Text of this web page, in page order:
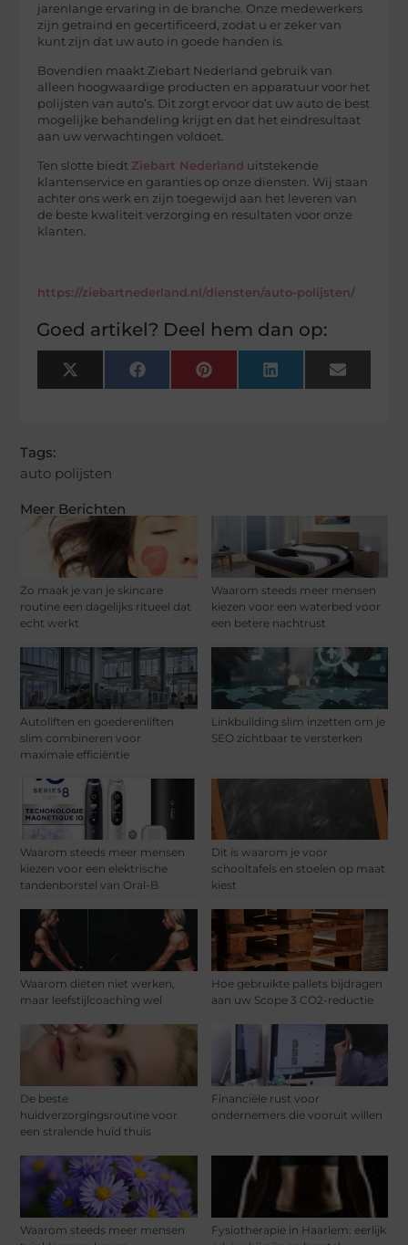
Meer Berichten
Zo maak je van je skincare
routine een dagelijks ritueel dat
echt werkt
Waarom steeds meer mensen
kiezen voor een waterbed voor
een betere nachtrust
Autoliften en goederenliften
slim combineren voor
maximale efficiëntie
Linkbuilding slim inzetten om je
SEO zichtbaar te versterken
Waarom steeds meer mensen
kiezen voor een elektrische
tandenborstel van Oral-B
Dit is waarom je voor
schooltafels en stoelen op maat
kiest
Waarom diëten niet werken,
maar leefstijlcoaching wel
Hoe gebruikte pallets bijdragen
aan uw Scope 3 CO2-reductie
De beste
huidverzorgingsroutine voor
een stralende huid thuis
Financiële rust voor
ondernemers die vooruit willen
Waarom steeds meer mensen
Fysiotherapie in Haarlem: eerlijk
jarenlange ervaring in de branche. Onze medewerkers
zijn getraind en gecertificeerd, zodat u er zeker van
kunt zijn dat uw auto in goede handen is.
Bovendien maakt Ziebart Nederland gebruik van
alleen hoogwaardige producten en apparatuur voor het
polijsten van auto’s. Dit zorgt ervoor dat uw auto de best
mogelijke behandeling krijgt en dat het eindresultaat
aan uw verwachtingen voldoet.
Ten slotte biedt Ziebart Nederland uitstekende
klantenservice en garanties op onze diensten. Wij staan
achter ons werk en zijn toegewijd aan het leveren van
de beste kwaliteit verzorging en resultaten voor onze
klanten.
https://ziebartnederland.nl/diensten/auto-polijsten/
Goed artikel? Deel hem dan op:
X
(Twitter)
FacebookPinterest LinkedIn Email
Tags:
auto polijsten